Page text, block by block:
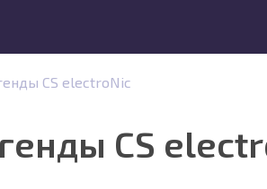
CS electroNic
CS